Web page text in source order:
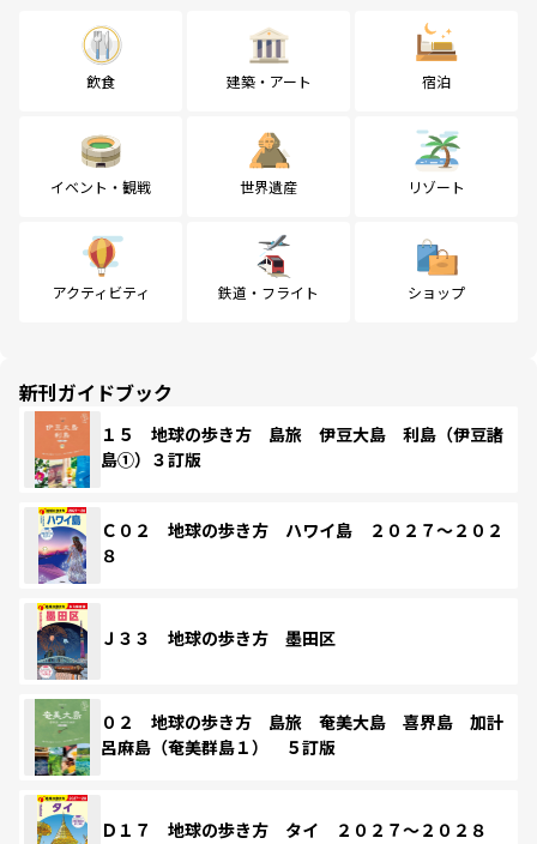
飲食 建築・アート 宿泊
イベント・観戦 世界遺産 リゾート
アクティビティ 鉄道・フライト ショップ
新刊ガイドブック
１５ 地球の歩き方 島旅 伊豆大島 利島（伊豆諸
島①）３訂版
Ｃ０２ 地球の歩き方 ハワイ島 ２０２７～２０２
８
Ｊ３３ 地球の歩き方 墨田区
０２ 地球の歩き方 島旅 奄美大島 喜界島 加計
呂麻島（奄美群島１） ５訂版
Ｄ１７ 地球の歩き方 タイ ２０２７～２０２８